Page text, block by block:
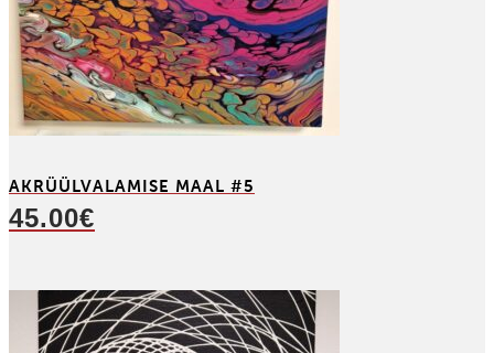
AKRÜÜL­VALAMISE MAAL #5
45.00€